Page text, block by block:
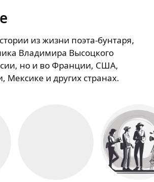
из жизни поэта-бунтаря,
Владимира Высоцкого
но и во Франции, США,
Мексике и других странах.